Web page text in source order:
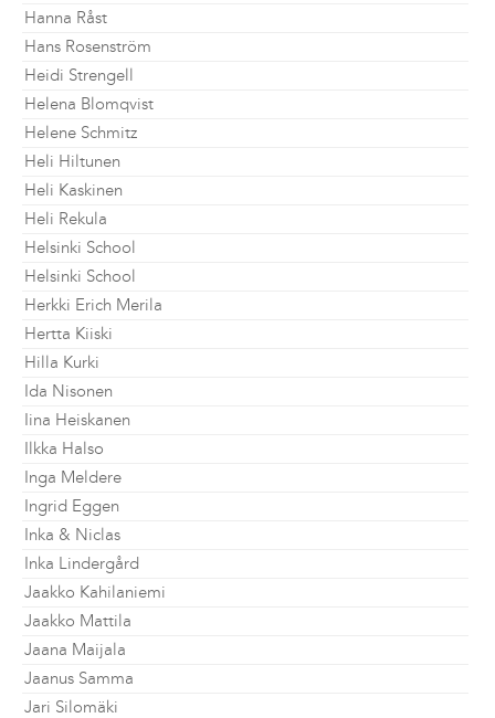
Hanna Råst
Hans Rosenström
Heidi Strengell
Helena Blomqvist
Helene Schmitz
Heli Hiltunen
Heli Kaskinen
Heli Rekula
Helsinki School
Helsinki School
Herkki Erich Merila
Hertta Kiiski
Hilla Kurki
Ida Nisonen
Iina Heiskanen
Ilkka Halso
Inga Meldere
Ingrid Eggen
Inka & Niclas
Inka Lindergård
Jaakko Kahilaniemi
Jaakko Mattila
Jaana Maijala
Jaanus Samma
Jari Silomäki